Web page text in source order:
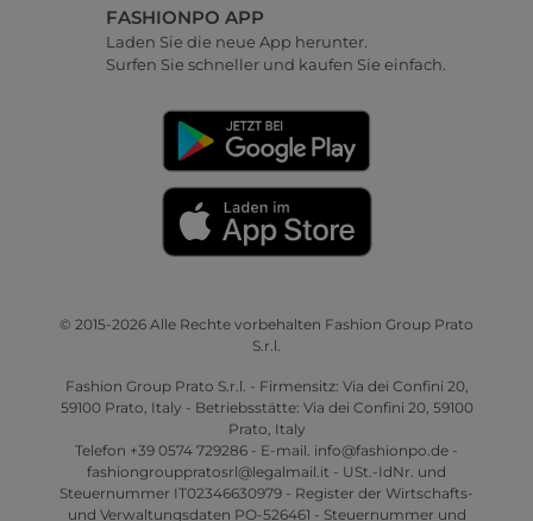
FASHIONPO APP
Laden Sie die neue App herunter.
Surfen Sie schneller und kaufen Sie einfach.
© 2015-2026 Alle Rechte vorbehalten Fashion Group Prato
S.r.l.
Fashion Group Prato S.r.l. - Firmensitz: Via dei Confini 20,
59100 Prato, Italy - Betriebsstätte: Via dei Confini 20, 59100
Prato, Italy
Telefon +39 0574 729286 - E-mail. info@fashionpo.de -
fashiongrouppratosrl@legalmail.it - USt.-IdNr. und
Steuernummer IT02346630979 - Register der Wirtschafts-
und Verwaltungsdaten PO-526461 - Steuernummer und